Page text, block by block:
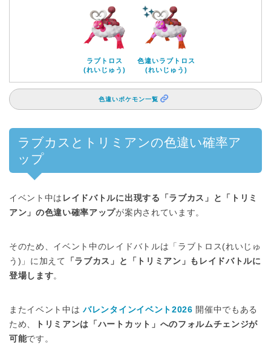
ラブトロス
(れいじゅう)
色違いラブトロス
(れいじゅう)
色違いポケモン一覧
ラブカスとトリミアンの色違い確率ア
ップ
イベント中は レイドバトルに出現する「ラブカス」と「トリミ
アン」の色違い確率アップが案内されています。
そのため、イベント中のレイドバトルは「ラブトロス(れいじゅ
う)」に加えて
「ラブカス」と「トリミアン」もレイドバトルに
登場します。
またイベント中はバレンタインイベント2026 開催中でもある
ため、
トリミアンは「ハートカット」へのフォルムチェンジが
可能です。